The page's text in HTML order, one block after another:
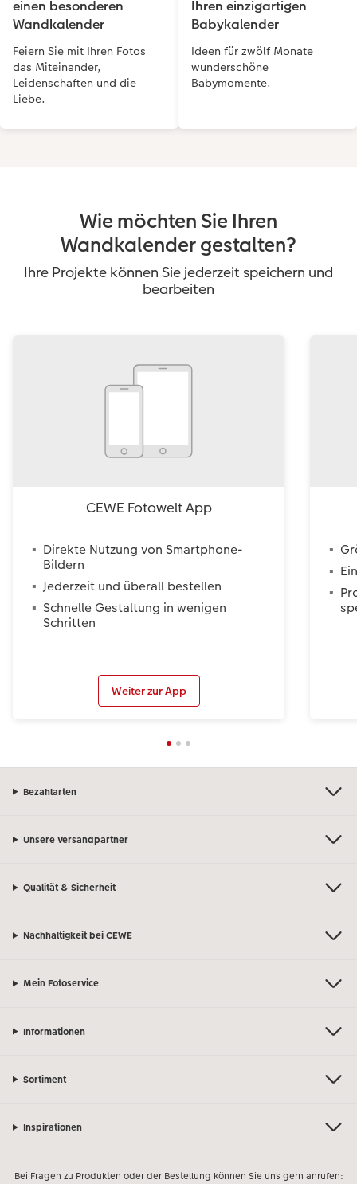
einen besonderen
Wandkalender
Feiern Sie mit Ihren Fotos
das Miteinander,
Leidenschaften und die
Liebe.
Ihren einzigartigen
Babykalender
Ideen für zwölf Monate
wunderschöne
Babymomente.
Wie möchten Sie Ihren
Wandkalender gestalten?
Ihre Projekte können Sie jederzeit speichern und
bearbeiten
CEWE Fotowelt App
Direkte Nutzung von Smartphone-
Bildern
Jederzeit und überall bestellen
Schnelle Gestaltung in wenigen
Schritten
Weiter zur App
Bezahlarten
Unsere Versandpartner
Qualität & Sicherheit
Nachhaltigkeit bei CEWE
Mein Fotoservice
Informationen
Sortiment
Inspirationen
Bei Fragen zu Produkten oder der Bestellung können Sie uns gern anrufen: